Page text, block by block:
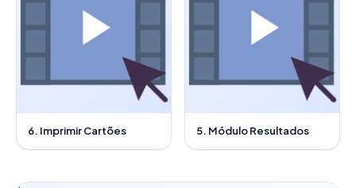
6. Imprimir Cartões 5. Módulo Resultados